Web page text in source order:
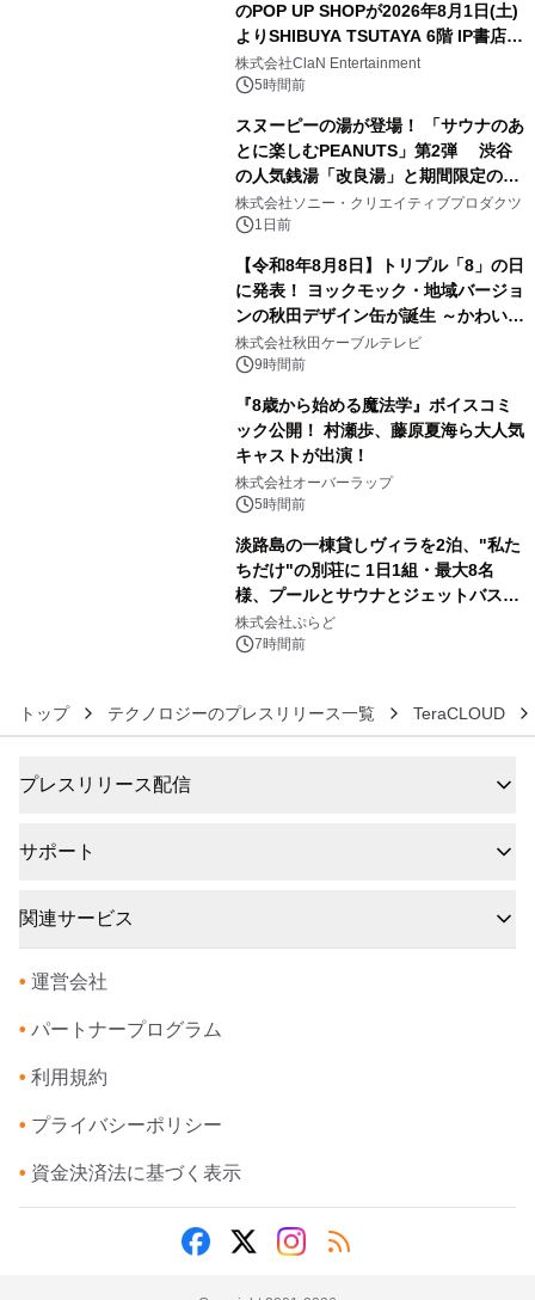
のPOP UP SHOPが2026年8月1日(土)
よりSHIBUYA TSUTAYA 6階 IP書店で
開催決定！！
株式会社ClaN Entertainment
5時間前
スヌーピーの湯が登場！ 「サウナのあ
とに楽しむPEANUTS」第2弾 渋谷
の人気銭湯「改良湯」と期間限定のコ
ラボレーション サウナイキタイコラ
ボグッズも発売決定！
株式会社ソニー・クリエイティブプロダクツ
1日前
【令和8年8月8日】トリプル「8」の日
に発表！ ヨックモック・地域バージョ
ンの秋田デザイン缶が誕生 ～かわいい
秋田犬の子犬と秋田の四季と名所を巡
るパッケージ～ 9月1日(火)秋田県内で
株式会社秋田ケーブルテレビ
9時間前
『8歳から始める魔法学』ボイスコミ
ック公開！ 村瀬歩、藤原夏海ら大人気
キャストが出演！
株式会社オーバーラップ
5時間前
淡路島の一棟貸しヴィラを2泊、"私た
ちだけ"の別荘に 1日1組・最大8名
様、プールとサウナとジェットバス付
きで Villa Mon Temps AWAJIの連泊
素泊りプラン
株式会社ぷらど
7時間前
トップ テクノロジーのプレスリリース一覧 TeraCLOUD
プレスリリース配信
サポート
関連サービス
• 運営会社
• パートナープログラム
• 利用規約
• プライバシーポリシー
• 資金決済法に基づく表示